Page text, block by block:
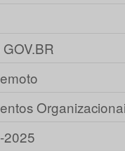
2025